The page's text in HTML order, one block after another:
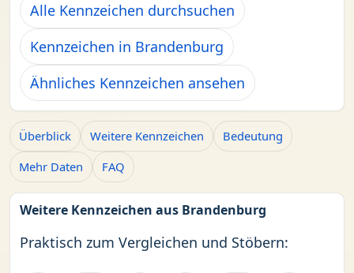
Alle Kennzeichen durchsuchen
Kennzeichen in Brandenburg
Ähnliches Kennzeichen ansehen
Überblick Weitere Kennzeichen
Bedeutung
Mehr Daten
FAQ
Weitere Kennzeichen aus Brandenburg
Praktisch zum Vergleichen und Stöbern: